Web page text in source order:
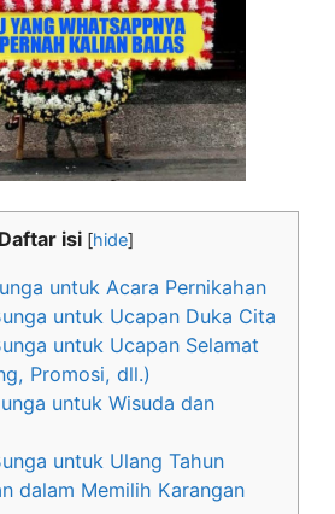
Daftar isi [hide]
untuk Acara Pernikahan
untuk Ucapan Duka Cita
untuk Ucapan Selamat
Promosi, dll.)
untuk Wisuda dan
untuk Ulang Tahun
dalam Memilih Karangan